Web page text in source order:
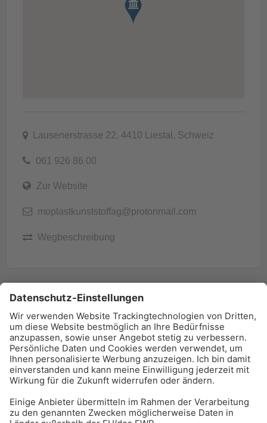
Lausenerstrasse 22, 4410 Liestal, Schweiz
061 926 86 00
Zur Website
moplastkunststoffag@protonmail.com
Wegbeschreibung
BAU-Index Newsletter
Erhalten Sie regelmäßig Benachrichtigungen zu den